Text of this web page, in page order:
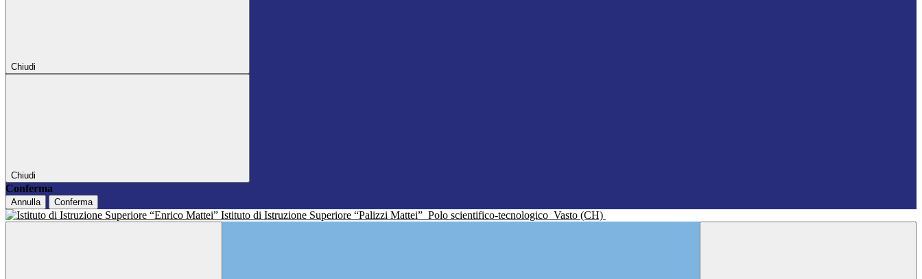
Chiudi
Chiudi
Conferma
Annulla Conferma
Istituto di Istruzione Superiore “Palizzi Mattei” Polo scientifico-tecnologico Vasto (CH)